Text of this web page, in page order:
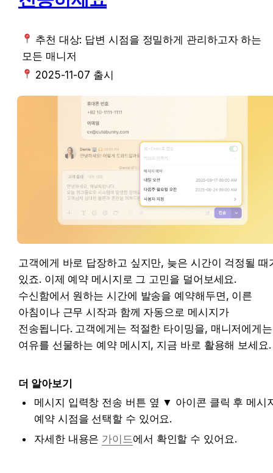
추천 대상: 답변 시점을 정밀하게 관리하고자 하는 모
든 매니저
2025-11-07 출시
고객에게 바로 답장하고 싶지만, 늦은 시간이 걱정될 때
있죠. 이제 예약 메시지로 그 고민을 덜어보세요.
수신함에서 원하는 시간에 발송을 예약해두면, 이른
아침이나 근무 시작과 함께 자동으로 메시지가
전송됩니다. 고객에게는 적절한 타이밍을, 매니저에게는
여유를 선물하는 예약 메시지, 지금 바로 활용해 보세요.
더 알아보기
메시지 입력창 전송 버튼 옆 ▼ 아이콘 클릭 후 메시
예약 시점을 선택할 수 있어요.
자세한 내용은 가이드에서 확인할 수 있어요.